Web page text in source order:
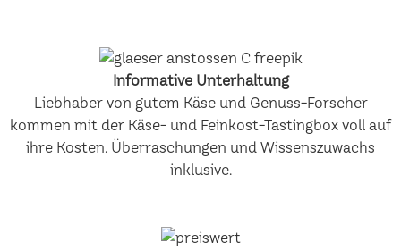
Informative Unterhaltung
Liebhaber von gutem Käse und Genuss-Forscher
kommen mit der Käse- und Feinkost-Tastingbox voll auf
ihre Kosten. Überraschungen und Wissenszuwachs
inklusive.